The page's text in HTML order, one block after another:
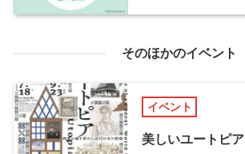
そのほかのイベント
イベント
美しいユートピア